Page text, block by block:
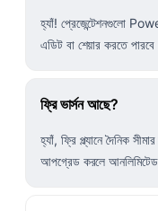
হ্যাঁ! প্রেজেন্টেশনগুলো
এডিট বা শেয়ার করতে
ফ্রি ভার্সন আছে?
হ্যাঁ, ফ্রি প্ল্যানে দৈনিক
আপগ্রেড করলে আনলিমিটেড